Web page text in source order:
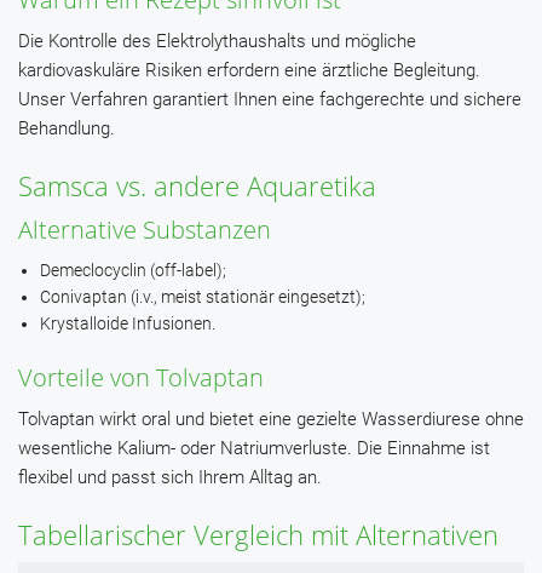
Die Kontrolle des Elektrolythaushalts und mögliche
kardiovaskuläre Risiken erfordern eine ärztliche Begleitung.
Unser Verfahren garantiert Ihnen eine fachgerechte und sichere
Behandlung.
Samsca vs. andere Aquaretika
Alternative Substanzen
Demeclocyclin (off-label);
Conivaptan (i.v., meist stationär eingesetzt);
Krystalloide Infusionen.
Vorteile von Tolvaptan
Tolvaptan wirkt oral und bietet eine gezielte Wasserdiurese ohne
wesentliche Kalium- oder Natriumverluste. Die Einnahme ist
flexibel und passt sich Ihrem Alltag an.
Tabellarischer Vergleich mit Alternativen